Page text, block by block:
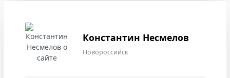
Константин Несмелов
Новороссийск